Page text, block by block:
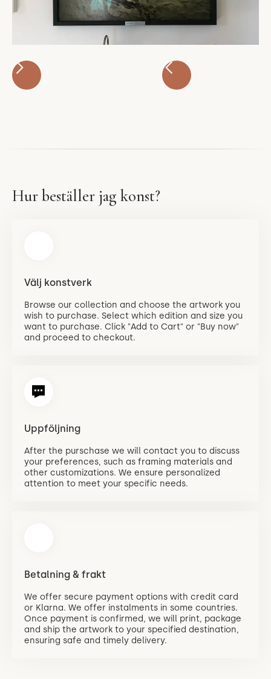
Hur beställer jag konst?
Välj konstverk
Browse our collection and choose the artwork you
wish to purchase. Select which edition and size you
want to purchase. Click "Add to Cart" or "Buy now"
and proceed to checkout.
Uppföljning
After the purschase we will contact you to discuss
your preferences, such as framing materials and
other customizations. We ensure personalized
attention to meet your specific needs.
Betalning & frakt
We offer secure payment options with credit card
or Klarna. We offer instalments in some countries.
Once payment is confirmed, we will print, package
and ship the artwork to your specified destination,
ensuring safe and timely delivery.